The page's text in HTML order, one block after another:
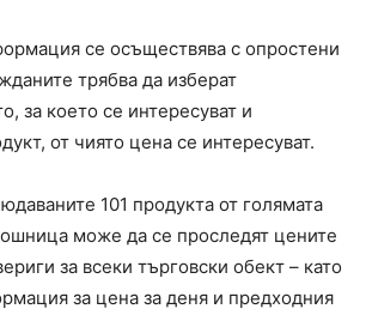
се осъществява с опростени
трябва да изберат
за което се интересуват и
от чиято цена се интересуват.
101 продукта от голямата
може да се проследят цените
за всеки търговски обект – като
за цена за деня и предходния